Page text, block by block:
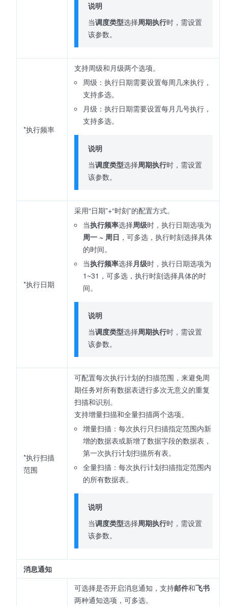
说明
当调度类型选择周期执行时，需设置
该参数。
*执行频率
支持周级和月级两个选项。
周级：执行日期需要设置每周几来执行，
支持多选。
月级：执行日期需要设置每月几号执行，
支持多选。
说明
当调度类型选择周期执行时，需设置
该参数。
*执行日期
采用“日期”+“时刻”的配置方式。
当执行频率选择周级时，执行日期选项为
周一 ~ 周日 ，可多选，执行时刻选择具体
的时间。
当执行频率选择月级时，执行日期选项为
1~31，可多选，执行时刻选择具体的时
间。
说明
当调度类型选择周期执行时，需设置
该参数。
*执行扫描
范围
可配置每次执行计划的扫描范围，来避免周
期任务对所有数据表进行多次无意义的重复
扫描和识别。
支持增量扫描和全量扫描两个选项。
增量扫描：每次执行只扫描指定范围内新
增的数据表或新增了数据字段的数据表，
第一次执行计划扫描所有表。
全量扫描：每次执行计划扫描指定范围内
的所有数据表。
说明
当调度类型选择周期执行时，需设置
该参数。
消息通知
可选择是否开启消息通知，支持邮件和飞书
两种通知选项，可多选。